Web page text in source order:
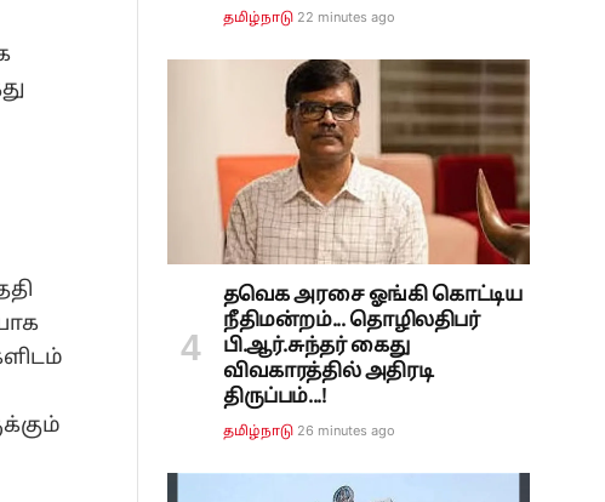
தமிழ்நாடு 22 minutes ago
தவெக அரசை ஓங்கி கொட்டிய
நீதிமன்றம்... தொழிலதிபர்
பி.ஆர்.சுந்தர் கைது
விவகாரத்தில் அதிரடி
திருப்பம்...!
தமிழ்நாடு 26 minutes ago